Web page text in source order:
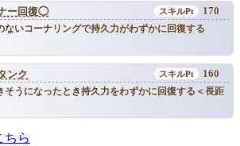
ー回復◯ 170
ないコーナリングで持久力がわずかに回復する
ンク 160
そうになったとき持久力をわずかに回復する＜長距
ちら